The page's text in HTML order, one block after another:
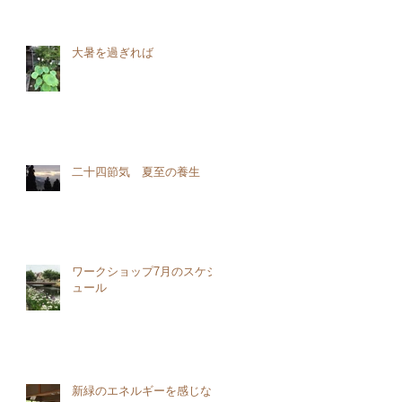
大暑を過ぎれば
二十四節気 夏至の養生
ワークショップ7月のスケジ
ュール
新緑のエネルギーを感じな